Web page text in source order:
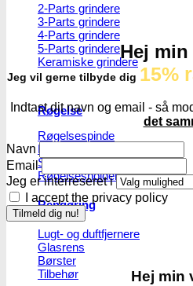
2-Parts grindere
3-Parts grindere
4-Parts grindere
5-Parts grindere
Keramiske grindere
Røgelse
Røgelsespinde
Røgelseskegler
Salviebundter
Røgelsesholdere
Rengøring
Lugt- og duftfjernere
Glasrens
Børster
Tilbehør
Hej min
Jeg vil gerne tilbyde dig 15%
Indtast dit navn og email - så
det
Navn
Email
Jeg er interreseret i
I accept the privacy policy
Hej min